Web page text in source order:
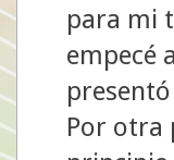
para mi
empecé
Por otra